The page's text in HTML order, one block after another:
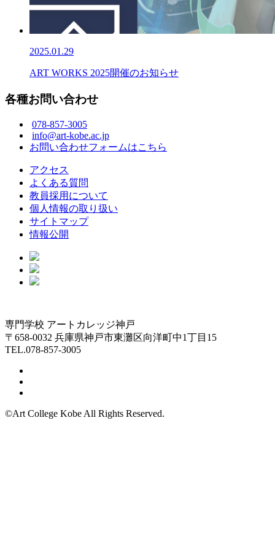
2025.01.29
ART WORKS 2025開催のお知らせ
各種お問い合わせ
078-857-3005
info@art-kobe.ac.jp
お問い合わせフォームはこちら
アクセス
よくある質問
教員採用について
個人情報の取り扱い
サイトマップ
情報公開
専門学校 アートカレッジ神戸
〒658-0032 兵庫県神戸市東灘区向洋町中1丁目15
TEL.078-857-3005
©Art College Kobe All Rights Reserved.